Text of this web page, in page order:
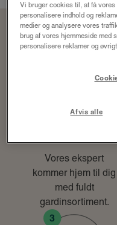
Hvad
Vi kommer til
Vores ekspert
kommer hjem til dig
med fuldt
gardinsortiment.
Vi bruger cookies til, at få
personalisere indhold og
medier og analysere vores
brug af vores hjemmeside med
personalisere reklamer og
Afvis alle